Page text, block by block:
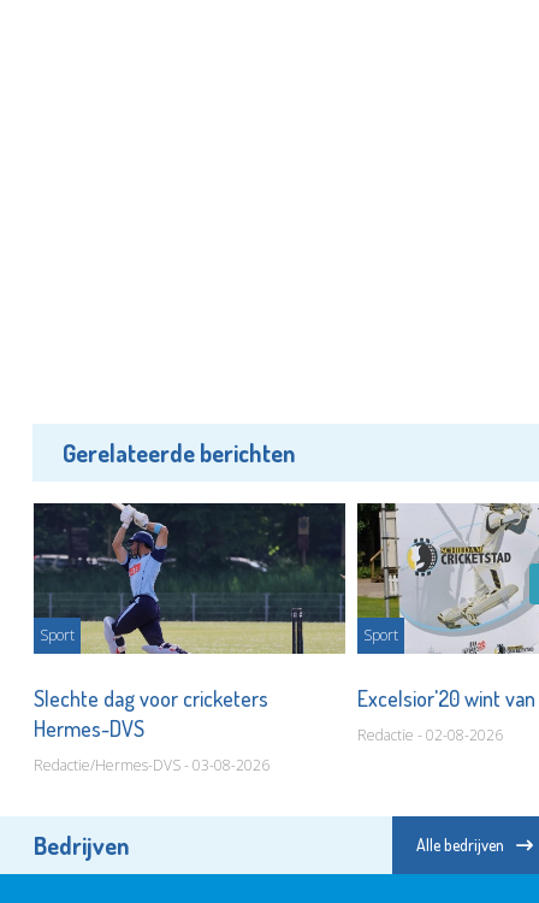
Gerelateerde berichten
Sport
Slechte dag voor cricketers
Hermes-DVS
Redactie/Hermes-DVS - 03-08-2026
Sport
Excelsior'20 wint
Redactie - 02-08-2026
Bedrijven Alle bedrijven